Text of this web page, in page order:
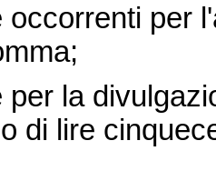
per
la
di lire